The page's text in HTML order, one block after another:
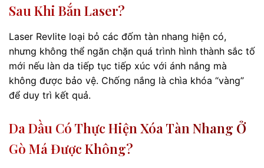
Sau Khi Bắn Laser?
Laser Revlite loại bỏ các đốm tàn nhang hiện có,
nhưng không thể ngăn chặn quá trình hình thành sắc tố
mới nếu làn da tiếp tục tiếp xúc với ánh nắng mà
không được bảo vệ. Chống nắng là chìa khóa “vàng”
để duy trì kết quả.
Da Dầu Có Thực Hiện Xóa Tàn Nhang Ở
Gò Má Được Không?